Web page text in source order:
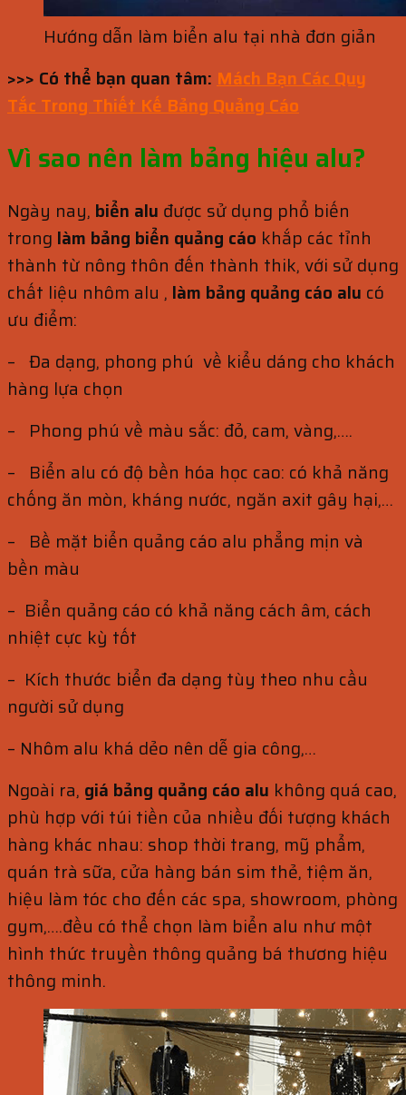
Hướng dẫn làm biển alu tại nhà đơn giản
>>> Có thể bạn quan tâm: Mách Bạn Các Quy
Tắc Trong Thiết Kế Bảng Quảng Cáo
Vì sao nên làm bảng hiệu alu?
Ngày nay, biển alu được sử dụng phổ biến
trong làm bảng biển quảng cáo khắp các tỉnh
thành từ nông thôn đến thành thik, với sử dụng
chất liệu nhôm alu , làm bảng quảng cáo alu có
ưu điểm:
– Đa dạng, phong phú về kiểu dáng cho khách
hàng lựa chọn
– Phong phú về màu sắc: đỏ, cam, vàng,….
– Biển alu có độ bền hóa học cao: có khả năng
chống ăn mòn, kháng nước, ngăn axit gây hại,…
– Bề mặt biển quảng cáo alu phẳng mịn và
bền màu
– Biển quảng cáo có khả năng cách âm, cách
nhiệt cực kỳ tốt
– Kích thước biển đa dạng tùy theo nhu cầu
người sử dụng
– Nhôm alu khá dẻo nên dễ gia công,…
Ngoài ra, giá bảng quảng cáo alu không quá cao,
phù hợp với túi tiền của nhiều đối tượng khách
hàng khác nhau: shop thời trang, mỹ phẩm,
quán trà sữa, cửa hàng bán sim thẻ, tiệm ăn,
hiệu làm tóc cho đến các spa, showroom, phòng
gym,….đều có thể chọn làm biển alu như một
hình thức truyền thông quảng bá thương hiệu
thông minh.